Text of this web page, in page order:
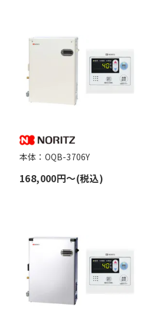
本体：OQB-3706Y
168,000円〜(税込)